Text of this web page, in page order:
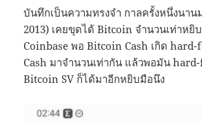
บันทึกเป็นความทรงจำ กาลครั้งหนึ่งนาน
2013) เคยขุดได้ Bitcoin จำนวนเท่าหยิ
Coinbase พอ Bitcoin Cash เกิด
Cash มาจำนวนเท่ากัน แล้วพอมัน
Bitcoin SV ก็ได้มาอีกหยิบมือนึง